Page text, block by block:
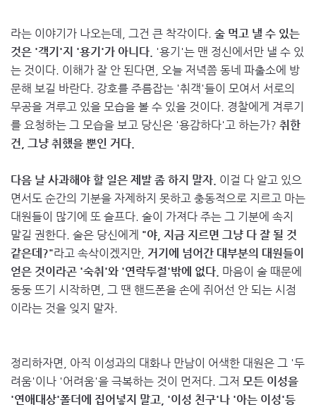
라는 이야기가 나오는데, 그건 큰 착각이다. 술 먹고 낼 수 있는
것은 '객기'지 '용기'가 아니다. '용기'는 맨 정신에서만 낼 수 있
는 것이다. 이해가 잘 안 된다면, 오늘 저녁쯤 동네 파출소에 방
문해 보길 바란다. 강호를 주름잡는 '취객'들이 모여서 서로의
무공을 겨루고 있을 모습을 볼 수 있을 것이다. 경찰에게 겨루기
를 요청하는 그 모습을 보고 당신은 '용감하다'고 하는가? 취한
건, 그냥 취했을 뿐인 거다.
다음 날 사과해야 할 일은 제발 좀 하지 말자. 이걸 다 알고 있으
면서도 순간의 기분을 자제하지 못하고 충동적으로 지르고 마는
대원들이 많기에 또 슬프다. 술이 가져다 주는 그 기분에 속지
말길 권한다. 술은 당신에게 "야, 지금 지르면 그냥 다 잘 될 것
같은데?"라고 속삭이겠지만, 거기에 넘어간 대부분의 대원들이
얻은 것이라곤 '숙취'와 '연락두절'밖에 없다. 마음이 술 때문에
둥둥 뜨기 시작하면, 그 땐 핸드폰을 손에 쥐어선 안 되는 시점
이라는 것을 잊지 말자.
정리하자면, 아직 이성과의 대화나 만남이 어색한 대원은 그 '두
려움'이나 '어려움'을 극복하는 것이 먼저다. 그저 모든 이성을
'연애대상'폴더에 집어넣지 말고, '이성 친구'나 '아는 이성'등